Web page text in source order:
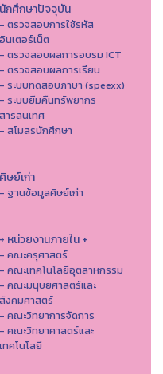
นักศึกษาปัจจุบัน
- ตรวจสอบการใช้รหัส
อินเตอร์เน็ต
- ตรวจสอบผลการอบรม ICT
- ตรวจสอบผลการเรียน
- ระบบทดสอบภาษา (speexx)
- ระบบยืมคืนทรัพยากร
สารสนเทศ
- สโมสรนักศึกษา
ศิษย์เก่า
- ฐานข้อมูลศิษย์เก่า
+ หน่วยงานภายใน +
- คณะครุศาสตร์
- คณะเทคโนโลยีอุตสาหกรรม
- คณะมนุษยศาสตร์และ
สังคมศาสตร์
- คณะวิทยาการจัดการ
- คณะวิทยาศาสตร์และ
เทคโนโลยี